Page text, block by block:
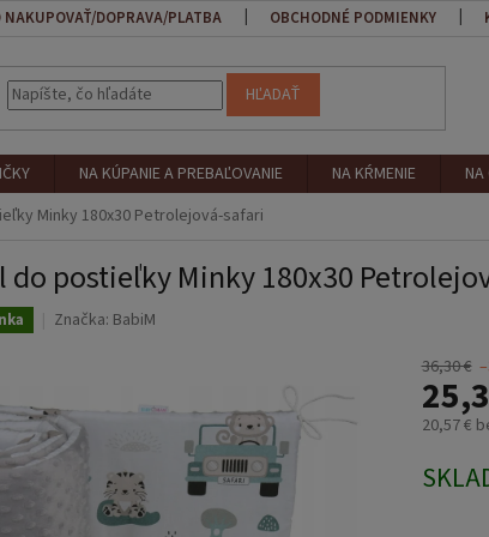
NAKUPOVAŤ/DOPRAVA/PLATBA OBCHODNÉ PODMIENKY
HĽADAŤ
NA KÚPANIE A PREBAĽOVANIE NA KŔMENIE
Minky 180x30 Petrolejová-safari
do postieľky Minky 180x30
Značka: BabiM
36,30 €
20,57 €
cena: